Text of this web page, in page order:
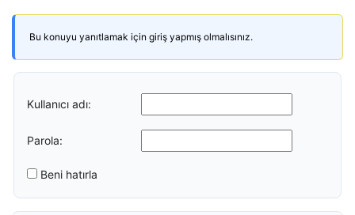
Bu konuyu yanıtlamak için giriş yapmış olmalısınız.
Kullanıcı adı:
Parola:
Beni hatırla